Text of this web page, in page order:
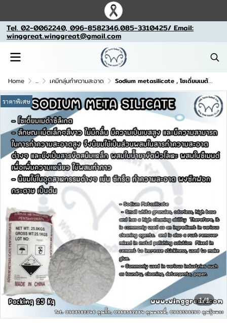
Tel. 02-0062240, 096-8582346,085-3310425/ Email:
winggreat.winggreat@gmail.com
Home ... เคมีกลุ่มทำความสะอาด Sodium metasilicate , โซเดี่ยมเมต้าซิลิเกต จีน
1/1
ราคาพิเศษ